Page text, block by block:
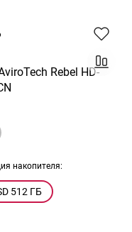
Rebel HD-
накопителя:
512 ГБ